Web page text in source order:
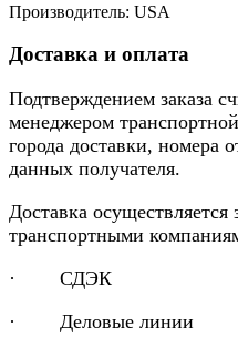
Производитель: USA
Доставка и оплата
Подтверждением заказа
менеджером
города доставки, номера
данных получателя.
Доставка осуществляется
транспортными
· СДЭК
· Деловые линии